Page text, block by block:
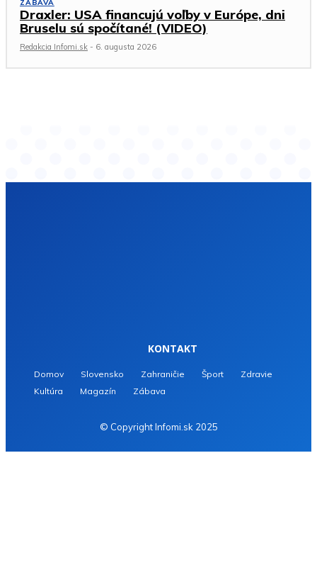
ZÁBAVA
Draxler: USA financujú voľby v Európe, dni
Bruselu sú spočítané! (VIDEO)
Redakcia Infomi.sk - 6. augusta 2026
KONTAKT
Domov Slovensko Zahraničie Šport
Zdravie
Kultúra
Magazín Zábava
© Copyright Infomi.sk 2025